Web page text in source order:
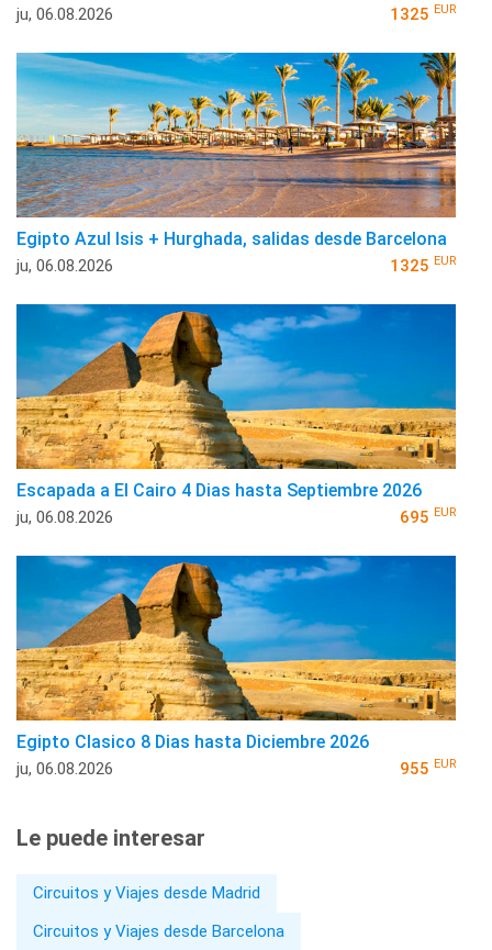
ju, 06.08.2026 1325 EUR
Egipto Azul Isis + Hurghada, salidas desde Barcelona
ju, 06.08.2026 1325 EUR
Escapada a El Cairo 4 Dias hasta Septiembre 2026
ju, 06.08.2026 695 EUR
Egipto Clasico 8 Dias hasta Diciembre 2026
ju, 06.08.2026 955 EUR
Le puede interesar
Circuitos y Viajes desde Madrid
Circuitos y Viajes desde Barcelona